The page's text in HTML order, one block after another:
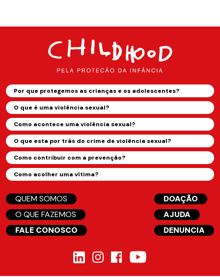
Por que protegemos as crianças e os adolescentes?
O que é uma violência sexual?
Como acontece uma violência sexual?
O que esta por trás do crime de violência sexual?
Como contribuir com a prevenção?
Como acolher uma vítima?
QUEM SOMOS
O QUE FAZEMOS
FALE CONOSCO
DOAÇÃO
AJUDA
DENUNCIA